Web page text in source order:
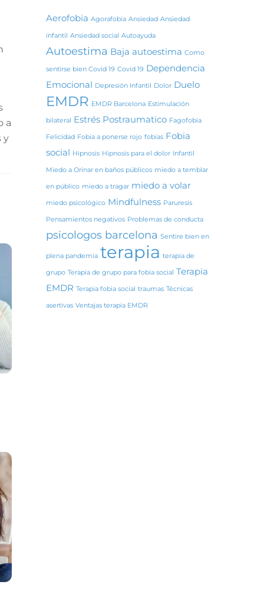
a
y
Aerofobia Agorafobia Ansiedad Ansiedad
infantil Ansiedad social Autoayuda
Autoestima Baja autoestima Como
sentirse bien Covid 19 Covid 19 Dependencia
Emocional Depresión Infantil Dolor Duelo
EMDR EMDR Barcelona Estimulación
bilateral Estrés Postraumatico Fagofobia
Felicidad Fobia a ponerse rojo fobias Fobia
social Hipnosis Hipnosis para el dolor Infantil
Miedo a Orinar en baños públicos miedo a temblar
en público miedo a tragar miedo a volar
miedo psicológico Mindfulness Paruresis
Pensamientos negativos Problemas de conducta
psicologos barcelona Sentire bien en
plena pandemia terapia terapia de
grupo Terapia de grupo para fobia social Terapia
EMDR Terapia fobia social traumas Técnicas
asertivas Ventajas terapia EMDR